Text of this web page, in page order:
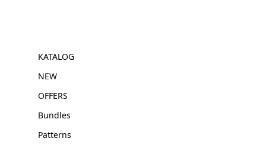
KATALOG
NEW
OFFERS
Bundles
Patterns